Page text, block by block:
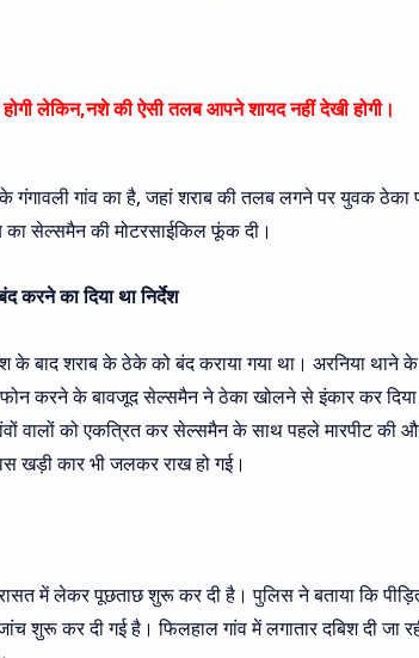
लेकिन,नशे की ऐसी तलब आपने शायद नहीं देखी होगी।
गंगावली गांव का है, जहां शराब की तलब लगने पर युवक ठेका
का सेल्समैन की मोटरसाईकिल फूंक दी।
करने का दिया था निर्देश
बाद शराब के ठेके को बंद कराया गया था। अरनिया थाने
करने के बावजूद सेल्समैन ने ठेका खोलने से इंकार कर
वालों को एकत्रित कर सेल्समैन के साथ पहले मारपीट की
खड़ी कार भी जलकर राख हो गई।
में लेकर पूछताछ शुरू कर दी है। पुलिस ने बताया कि
शुरू कर दी गई है। फिलहाल गांव में लगातार दबिश दी जा